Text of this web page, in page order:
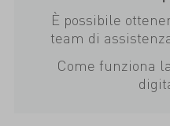
È possibile
team di
Come funziona